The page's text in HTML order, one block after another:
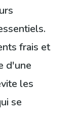
frais et
d'une
les
se